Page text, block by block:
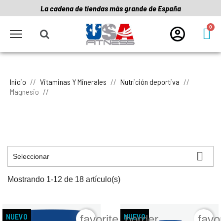
La cadena de tiendas más grande de España
Inicio Vitaminas Y Minerales
Nutrición deportiva
Magnesio
Seleccionar 
Mostrando 1-12 de 18 artículo(s)
NUEVO NUEVO